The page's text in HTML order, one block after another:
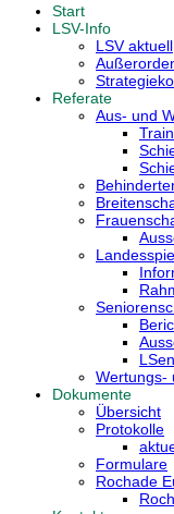
Start
LSV-Info
LSV aktuell
Referate
Aus- und
Wertungs-
Dokumente
Übersicht
Protokolle
Formulare
Rochade